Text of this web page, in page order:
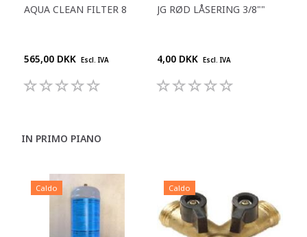
AQUA CLEAN FILTER 8
565,00 DKK Escl. IVA
JG RØD LÅSERING 3/8""
4,00 DKK Escl. IVA
IN PRIMO PIANO
Caldo Caldo